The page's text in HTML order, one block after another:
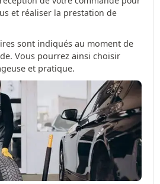
et réaliser la prestation de
sont indiqués au moment de
Vous pourrez ainsi choisir
et pratique.